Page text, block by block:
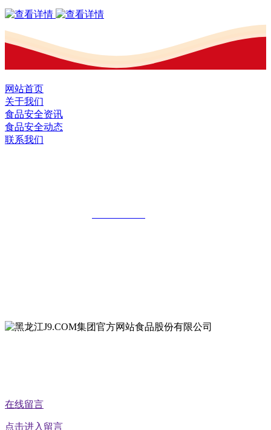
网站首页
关于我们
食品安全资讯
食品安全动态
联系我们
在线留言
点击进入留言